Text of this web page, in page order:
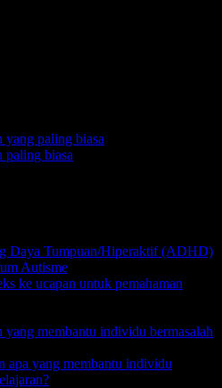
yang paling biasa
paling biasa
Daya Tumpuan/Hiperaktif (ADHD)
Autisme
ke ucapan untuk pemahaman
yang membantu individu bermasalah
apa yang membantu individu